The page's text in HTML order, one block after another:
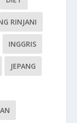
RINJANI
INGGRIS
JEPANG